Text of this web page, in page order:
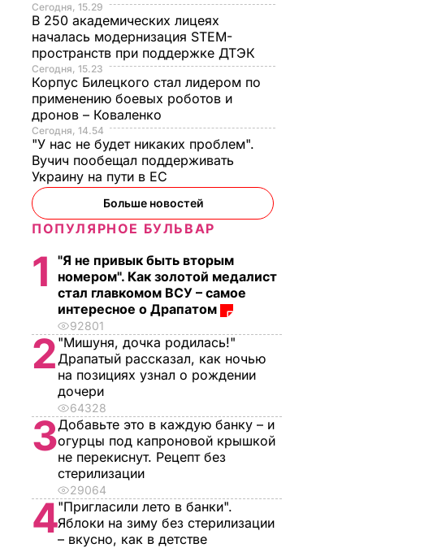
Сегодня, 15.29
В 250 академических лицеях
началась модернизация STEM-
пространств при поддержке ДТЭК​
Сегодня, 15.23
Корпус Билецкого стал лидером по
применению боевых роботов и
дронов – Коваленко
Сегодня, 14.54
"У нас не будет никаких проблем".
Вучич пообещал поддерживать
Украину на пути в ЕС
Больше новостей
ПОПУЛЯРНОЕ БУЛЬВАР
1
"Я не привык быть вторым
номером". Как золотой медалист
стал главкомом ВСУ – самое
интересное о Драпатом
92801
2 "Мишуня, дочка родилась!"
Драпатый рассказал, как ночью
на позициях узнал о рождении
дочери
64328
3Добавьте это в каждую банку – и
огурцы под капроновой крышкой
не перекиснут. Рецепт без
стерилизации
29064
4"Пригласили лето в банки".
Яблоки на зиму без стерилизации
– вкусно, как в детстве